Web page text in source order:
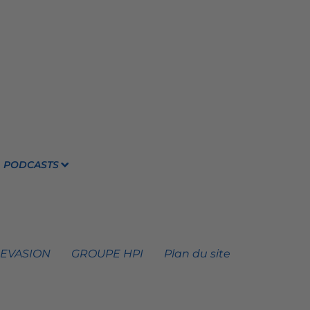
PODCASTS
GROUPE HPI Plan du site